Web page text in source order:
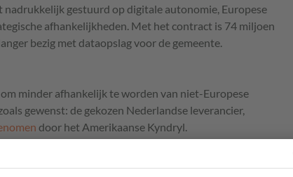
nadrukkelijk gestuurd op digitale autonomie, Europese
afhankelijkheden. Met het contract is 74 miljoen
bezig met dataopslag voor de gemeente.
minder afhankelijk te worden van niet-Europese
gewenst: de gekozen Nederlandse leverancier,
door het Amerikaanse Kyndryl.
door. Scholtes zegt in het FD ‘blij en opgelucht’
Solvinity door staatssecretaris Aerdts (digitale